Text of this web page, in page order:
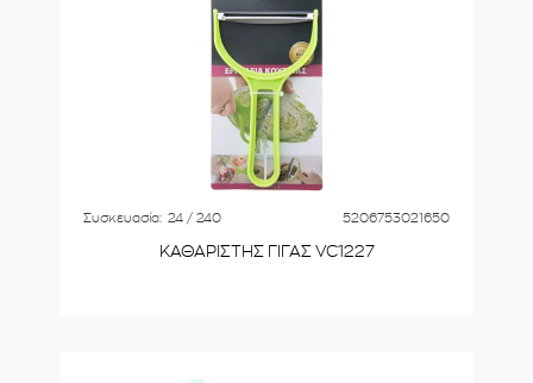
Συσκευασία: 24 / 240 5206753021650
ΚΑΘΑΡΙΣΤΗΣ ΓΙΓΑΣ VC1227